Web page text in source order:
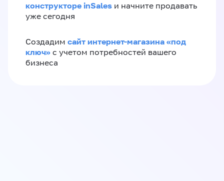
конструкторе inSales и начните продавать
уже сегодня
Создадим сайт интернет-магазина «под
ключ» с учетом потребностей вашего
бизнеса